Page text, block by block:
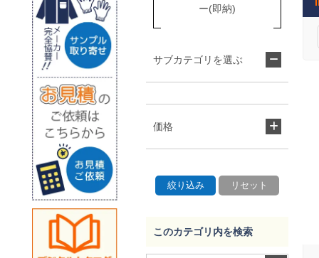
ー(即納)
サブカテゴリを選ぶ
価格
このカテゴリ内を検索